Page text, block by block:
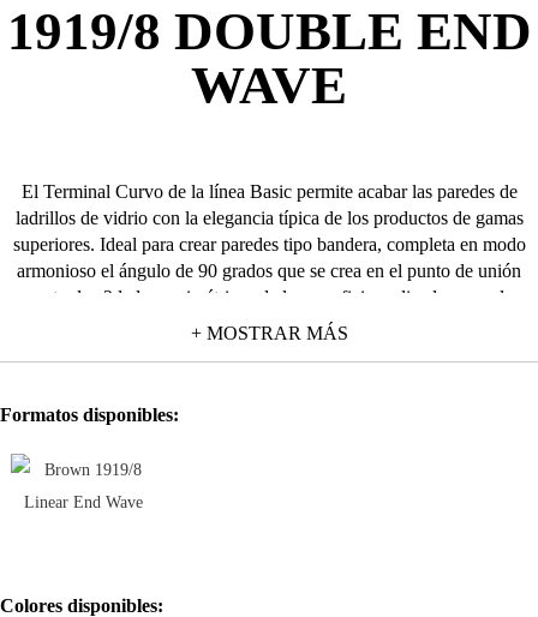
1919/8 DOUBLE END
WAVE
El Terminal Curvo de la línea Basic permite acabar las paredes de
ladrillos de vidrio con la elegancia típica de los productos de gamas
superiores. Ideal para crear paredes tipo bandera, completa en modo
armonioso el ángulo de 90 grados que se crea en el punto de unión
entre los 2 lados perimétricos de la superficie realizados con el
El uso del Terminal Curvo permite así limitar el uso
Es compatible con todos los ladrillos de vidrio de la línea
Clear y con todos los Colores Basic , y prevé la instalación con una
El Terminal Curvo Basic está disponible en diseño ondulado y
+ MOSTRAR MÁS
Formatos disponibles:
Colores disponibles: